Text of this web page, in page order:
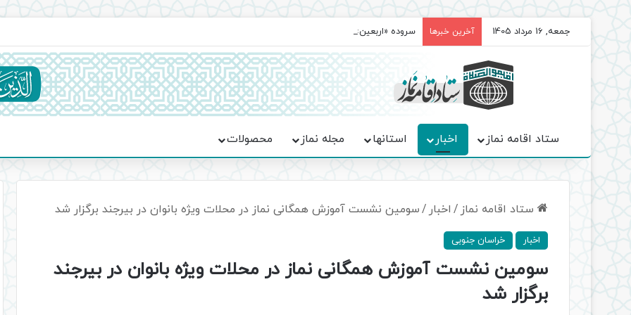
جمعه, 16 مرداد 1405 آخرین خبرها سروده‌ «اربعین»؛ روایت حماسه، استقامت و تمدن‌سازی امت اسلامی
ستاد اقامه نماز اخبار استانها مجله نماز محصولات
ستاد اقامه نماز / اخبار /سومین نشست آموزش همگانی نماز در محلات ویژه بانوان در بیرجند برگزار شد
اخبار خراسان جنوبی
سومین نشست آموزش همگانی نماز در محلات ویژه بانوان در بیرجند
برگزار شد